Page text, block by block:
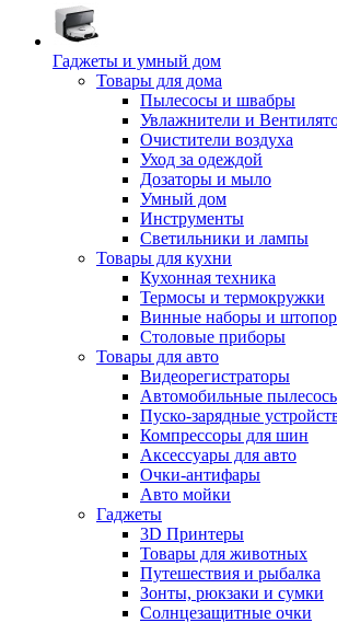
Гаджеты и умный дом
Товары для дома
Пылесосы и швабры
Увлажнители и
Очистители воздуха
Уход за одеждой
Дозаторы и мыло
Умный дом
Инструменты
Светильники и лампы
Товары для кухни
Кухонная техника
Термосы и термокружки
Винные наборы и
Столовые приборы
Товары для авто
Видеорегистраторы
Автомобильные
Пуско-зарядные
Компрессоры для шин
Аксессуары для авто
Очки-антифары
Авто мойки
Гаджеты
3D Принтеры
Товары для животных
Путешествия и рыбалка
Зонты, рюкзаки и сумки
Солнцезащитные очки